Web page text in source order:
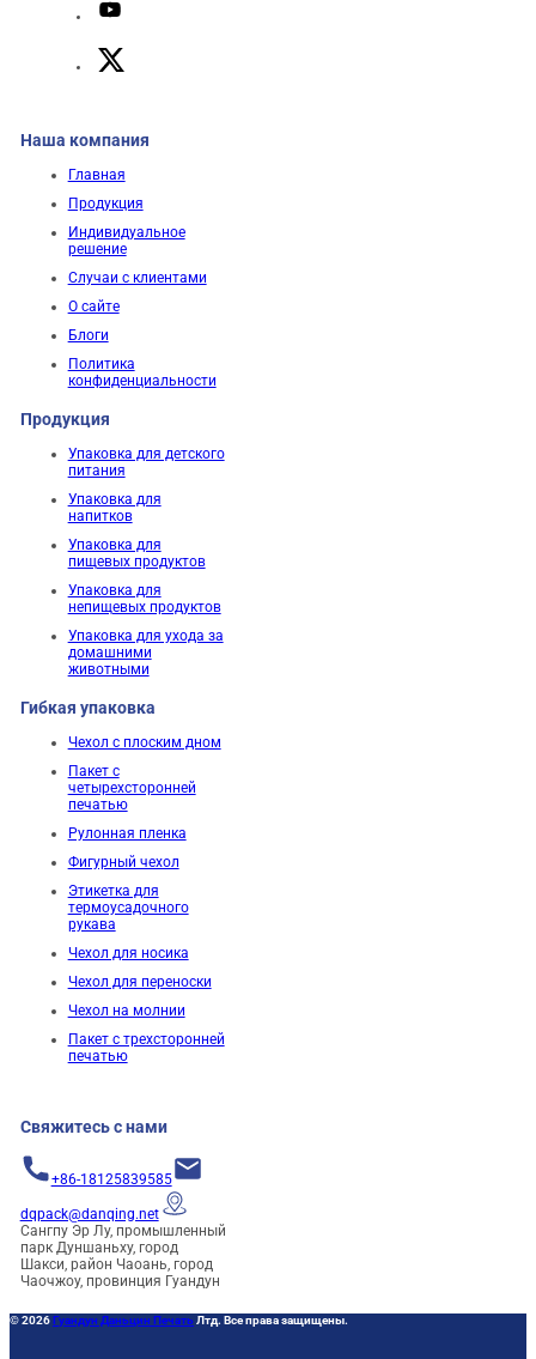
Наша компания
Главная
Продукция
Индивидуальное
решение
Случаи с клиентами
О сайте
Блоги
Политика
конфиденциальности
Продукция
Упаковка для детского
питания
Упаковка для
напитков
Упаковка для
пищевых продуктов
Упаковка для
непищевых продуктов
Упаковка для ухода за
домашними
животными
Гибкая упаковка
Чехол с плоским дном
Пакет с
четырехсторонней
печатью
Рулонная пленка
Фигурный чехол
Этикетка для
термоусадочного
рукава
Чехол для носика
Чехол для переноски
Чехол на молнии
Пакет с трехсторонней
печатью
Свяжитесь с нами
+86-18125839585
dqpack@danqing.net
Сангпу Эр Лу, промышленный
парк Дуншаньху, город
Шакси, район Чаоань, город
Чаочжоу, провинция Гуандун
© 2026Гуандун Даньцин ПечатьЛтд. Все права защищены.